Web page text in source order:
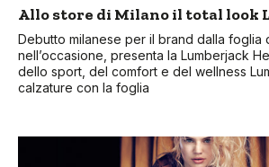
Allo store di Milano il total look
Debutto milanese per il brand dalla foglia
nell’occasione, presenta la Lumberjack
dello sport, del comfort e del wellness
calzature con la foglia